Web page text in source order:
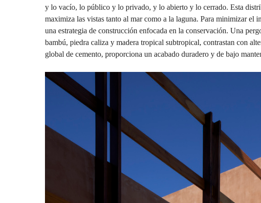
y lo vacío, lo público y lo privado, y lo abierto y lo cerrado. Esta
maximiza las vistas tanto al mar como a la laguna. Para minimizar el
una estrategia de construcción enfocada en la conservación. Una
bambú, piedra caliza y madera tropical subtropical, contrastan con
global de cemento, proporciona un acabado duradero y de bajo